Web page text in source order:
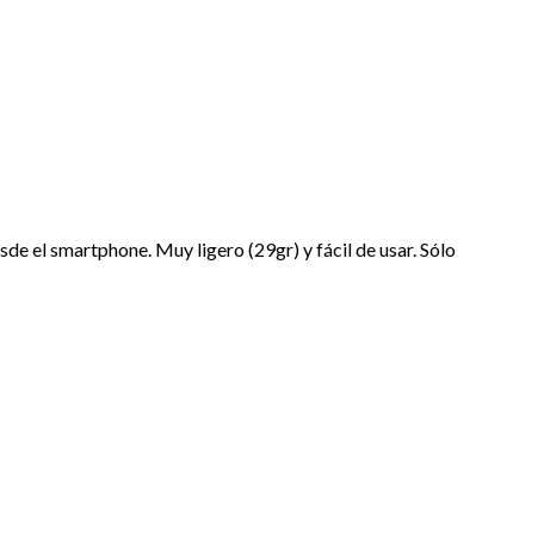
el smartphone. Muy ligero (29gr) y fácil de usar. Sólo